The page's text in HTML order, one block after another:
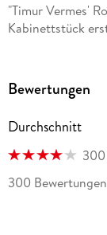
"Timur Vermes'
Kabinettstück
Bewertungen
Durchschnitt
300 Bewertungen